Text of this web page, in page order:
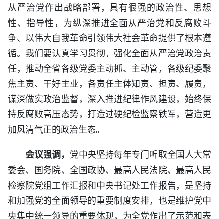
从严治党作出战略部署，具有很强的政治性、思想
性、指导性，为纵深推进全面从严治党和反腐败斗
争、以伟大自我革命引领伟大社会革命提供了根本遵
循。我们要认真学习贯彻，强化全面从严治党政治责
任，推动全省各级党委主动抓、主动管，各级纪委聚
焦主责、干好主业，各责任主体知责、担责、履责，
谋深做实政治监督，深入推进纪律作风建设，始终保
持反腐败高压态势，打造过硬纪检监察铁军，营造更
加风清气正的政治生态。
会议强调， 党中央坚持每年专门听取全国人大常
委会、国务院、全国政协、最高人民法院、最高人民
检察院党组工作汇报和中央书记处工作报告，是坚持
和加强党的全面领导的重要制度安排，也是维护党中
央集中统一领导的重要体现，为全党作出了示范和表